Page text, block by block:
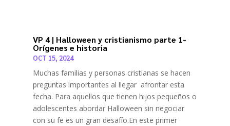
VP 4 | Halloween y cristianismo parte 1-
Orígenes e historia
OCT 15, 2024
Muchas familias y personas cristianas se hacen
preguntas importantes al llegar afrontar esta
fecha. Para aquellos que tienen hijos pequeños o
adolescentes abordar Halloween sin negociar
con su fe es un gran desafío.En este primer